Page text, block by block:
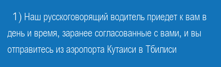
1) Наш русскоговорящий водитель приедет к вам в
день и время, заранее согласованные с вами, и вы
отправитесь из аэропорта Кутаиси в Тбилиси